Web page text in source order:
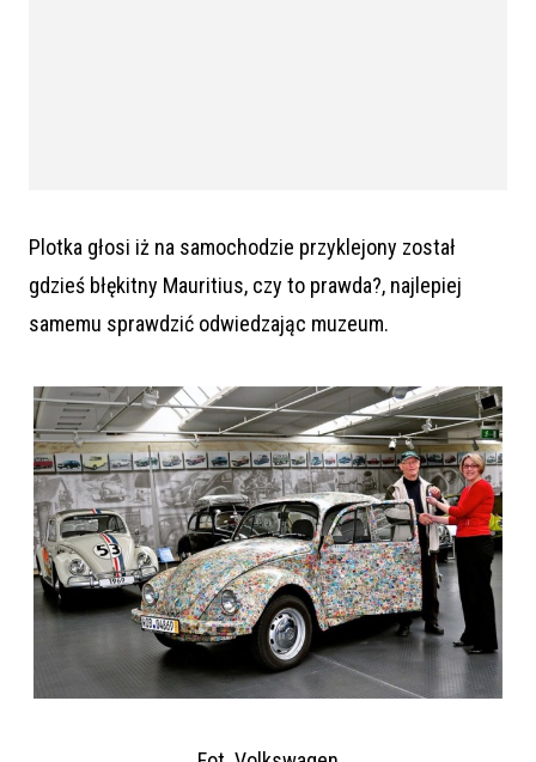
Plotka głosi iż na samochodzie przyklejony został
gdzieś błękitny Mauritius, czy to prawda?, najlepiej
samemu sprawdzić odwiedzając muzeum.